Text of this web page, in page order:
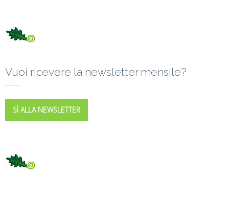
Vuoi ricevere la newsletter mensile?
SÌ ALLA NEWSLETTER